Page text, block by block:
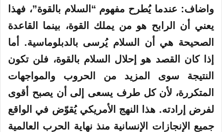
واضاف: عندما يُطرح مفهوم “السلام بالقوة”، فهذا
يعني أن الرابح هو من يملك القوة، بينما القاعدة
الصحيحة هي أن السلام يُرسى بالدبلوماسية. أما
إذا كان القصد هو إحلال السلام بالقوة، فلن تكون
النتيجة سوى المزيد من الحروب والمواجهات
المتكررة، لأن كل طرف يسعى إلى أن يصبح أقوى
لفرض إرادته. هذا النهج الأمريكي يُقوّض في الواقع
جميع الإنجازات الإنسانية منذ نهاية الحرب العالمية